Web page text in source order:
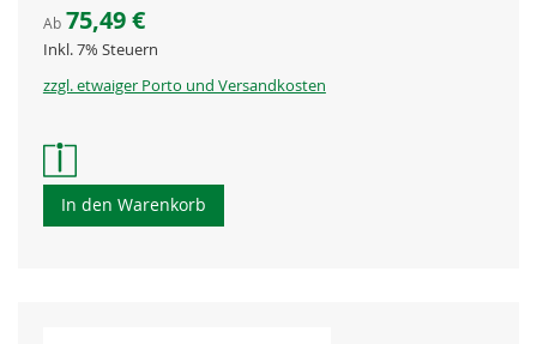
Ab 75,49 €
Inkl. 7% Steuern
zzgl. etwaiger Porto und Versandkosten
In den Warenkorb